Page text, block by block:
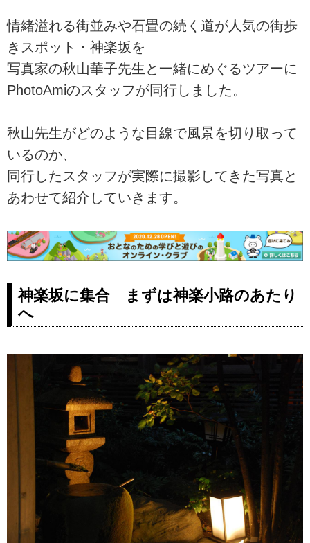
情緒溢れる街並みや石畳の続く道が人気の街歩
きスポット・神楽坂を
写真家の秋山華子先生と一緒にめぐるツアーに
PhotoAmiのスタッフが同行しました。
秋山先生がどのような目線で風景を切り取って
いるのか、
同行したスタッフが実際に撮影してきた写真と
あわせて紹介していきます。
神楽坂に集合 まずは神楽小路のあたり
へ